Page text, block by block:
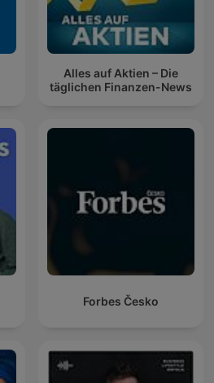
Alles auf Aktien – Die
täglichen Finanzen-News
Forbes Česko